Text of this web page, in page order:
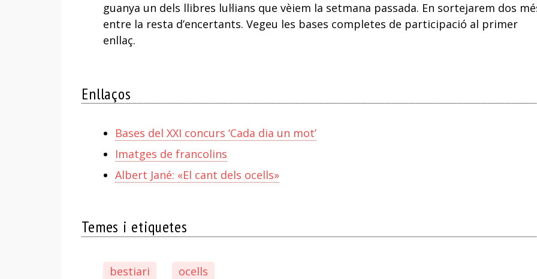
guanya un dels llibres lul·lians que vèiem la setmana passada. En sortejarem dos
entre la resta d’encertants. Vegeu les bases completes de participació al primer
enllaç.
Enllaços
Bases del XXI concurs ‘Cada dia un mot’
Imatges de francolins
Albert Jané: «El cant dels ocells»
Temes i etiquetes
bestiari ocells